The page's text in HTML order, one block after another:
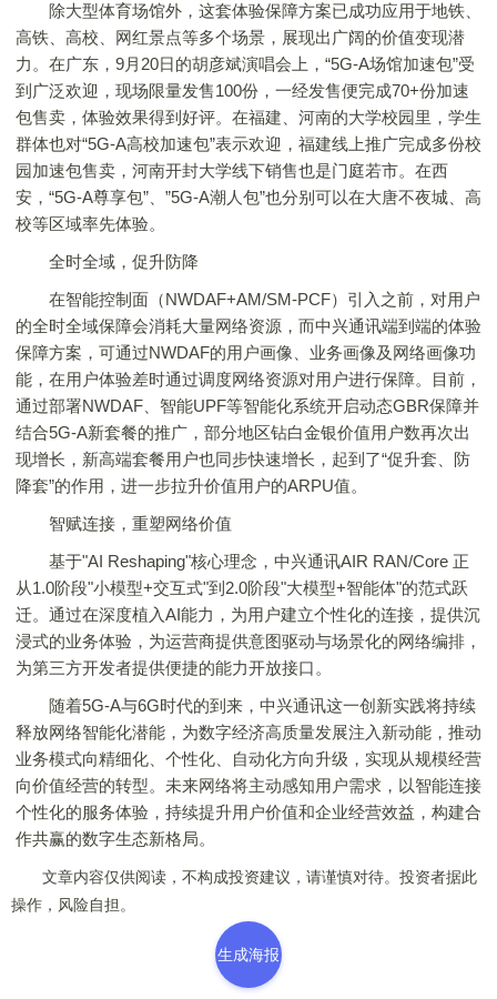
除大型体育场馆外，这套体验保障方案已成功应用于地铁、
高铁、高校、网红景点等多个场景，展现出广阔的价值变现潜
力。在广东，9月20日的胡彦斌演唱会上，“5G-A场馆加速包”受
到广泛欢迎，现场限量发售100份，一经发售便完成70+份加速
包售卖，体验效果得到好评。在福建、河南的大学校园里，学生
群体也对“5G-A高校加速包”表示欢迎，福建线上推广完成多份校
园加速包售卖，河南开封大学线下销售也是门庭若市。在西
安，“5G-A尊享包”、”5G-A潮人包”也分别可以在大唐不夜城、高
校等区域率先体验。
全时全域，促升防降
在智能控制面（NWDAF+AM/SM-PCF）引入之前，对用户
的全时全域保障会消耗大量网络资源，而中兴通讯端到端的体验
保障方案，可通过NWDAF的用户画像、业务画像及网络画像功
能，在用户体验差时通过调度网络资源对用户进行保障。目前，
通过部署NWDAF、智能UPF等智能化系统开启动态GBR保障并
结合5G-A新套餐的推广，部分地区钻白金银价值用户数再次出
现增长，新高端套餐用户也同步快速增长，起到了“促升套、防
降套”的作用，进一步拉升价值用户的ARPU值。
智赋连接，重塑网络价值
基于"AI Reshaping"核心理念，中兴通讯AIR RAN/Core 正
从1.0阶段"小模型+交互式"到2.0阶段"大模型+智能体"的范式跃
迁。通过在深度植入AI能力，为用户建立个性化的连接，提供沉
浸式的业务体验，为运营商提供意图驱动与场景化的网络编排，
为第三方开发者提供便捷的能力开放接口。
随着5G-A与6G时代的到来，中兴通讯这一创新实践将持续
释放网络智能化潜能，为数字经济高质量发展注入新动能，推动
业务模式向精细化、个性化、自动化方向升级，实现从规模经营
向价值经营的转型。未来网络将主动感知用户需求，以智能连接
个性化的服务体验，持续提升用户价值和企业经营效益，构建合
作共赢的数字生态新格局。
文章内容仅供阅读，不构成投资建议，请谨慎对待。投资者据此
操作，风险自担。
生成海报